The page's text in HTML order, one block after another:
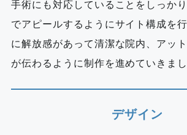
手術にも対応していることをしっか
でアピールするようにサイト構成を
に解放感があって清潔な院内、アッ
が伝わるように制作を進めていきまし
デザイン